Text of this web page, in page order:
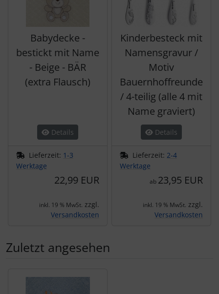
Babydecke -
bestickt mit Name
- Beige - BÄR
(extra Flausch)
Details
Lieferzeit: 1-3
Werktage
22,99 EUR
inkl. 19 % MwSt. zzgl.
Versandkosten
Kinderbesteck mit
Namensgravur /
Motiv
Bauernhoffreunde
/ 4-teilig (alle 4 mit
Name graviert)
Details
Lieferzeit: 2-4
Werktage
ab 23,95 EUR
inkl. 19 % MwSt. zzgl.
Versandkosten
Zuletzt angesehen